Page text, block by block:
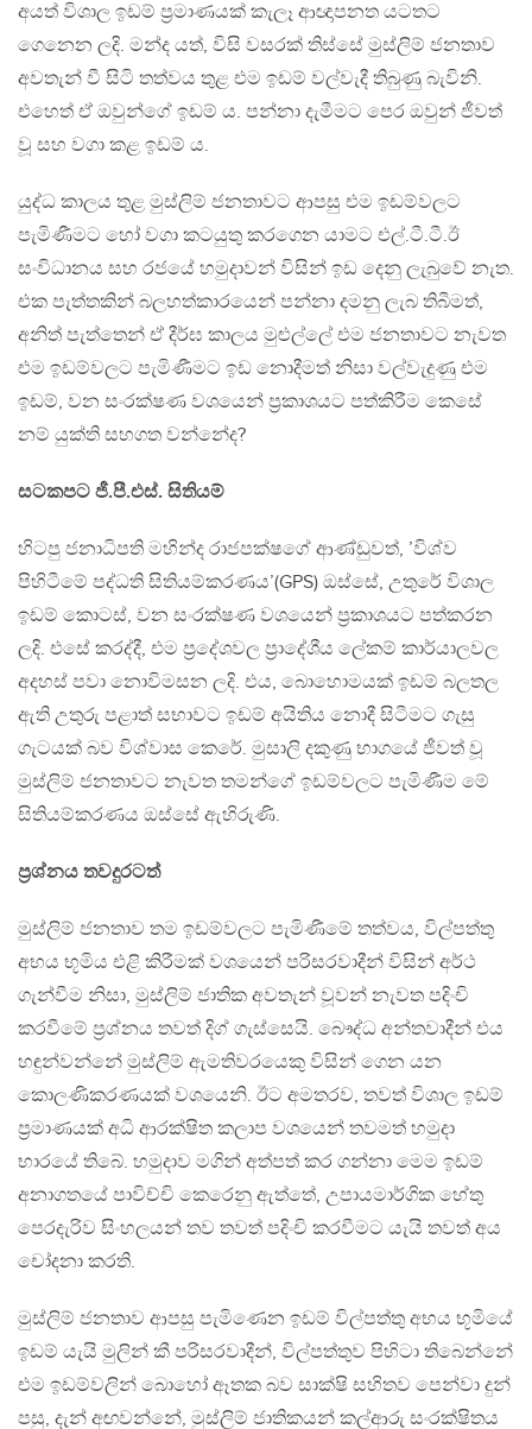
අයත් විශාල ඉඩම් ප‍්‍රමාණයක් කැලෑ ආඥාපනත යටතට
ගෙනෙන ලදි. මන්ද යත්, විසි වසරක් තිස්සේ මුස්ලිම් ජනතාව
අවතැන් වී සිටි තත්වය තුළ එම ඉඩම් වල්වැදී තිබුණු බැවිනි.
එහෙත් ඒ ඔවුන්ගේ ඉඩම් ය. පන්නා දැමීමට පෙර ඔවුන් ජීවත්
වූ සහ වගා කළ ඉඩම් ය.
යුද්ධ කාලය තුළ මුස්ලිම් ජනතාවට ආපසු එම ඉඩම්වලට
පැමිණීමට හෝ වගා කටයුතු කරගෙන යාමට එල්.ටී.ටී.ඊ
සංවිධානය සහ රජයේ හමුදාවන් විසින් ඉඩ දෙනු ලැබුවේ නැත.
එක පැත්තකින් බලහත්කාරයෙන් පන්නා දමනු ලැබ තිබීමත්,
අනිත් පැත්තෙන් ඒ දීර්ඝ කාලය මුළුල්ලේ එම ජනතාවට නැවත
එම ඉඩම්වලට පැමිණීමට ඉඩ නොදීමත් නිසා වල්වැදුණු එම
ඉඩම්, වන සංරක්ෂණ වශයෙන් ප‍්‍රකාශයට පත්කිරීම කෙසේ
නම් යුක්ති සහගත වන්නේද?
සටකපට ජී.පී.එස්. සිතියම්
හිටපු ජනාධිපති මහින්ද රාජපක්ෂගේ ආණ්ඩුවත්, ’විශ්ව
පිහිටීමේ පද්ධති සිතියම්කරණය’(GPS) ඔස්සේ, උතුරේ විශාල
ඉඩම් කොටස්, වන සංරක්ෂණ වශයෙන් ප‍්‍රකාශයට පත්කරන
ලදි. එසේ කරද්දී, එම ප‍්‍රදේශවල ප‍්‍රාදේශීය ලේකම් කාර්යාලවල
අදහස් පවා නොවිමසන ලදි. එය, බොහොමයක් ඉඩම් බලතල
ඇති උතුරු පළාත් සභාවට ඉඩම් අයිතිය නොදී සිටීමට ගැසු
ගැටයක් බව විශ්වාස කෙරේ. මුසාලි දකුණු භාගයේ ජීවත් වූ
මුස්ලිම් ජනතාවට නැවත තමන්ගේ ඉඩම්වලට පැමිණීම මේ
සිතියම්කරණය ඔස්සේ ඇහිරුණි.
ප‍්‍රශ්නය තවදුරටත්
මුස්ලිම් ජනතාව තම ඉඩම්වලට පැමිණීමේ තත්වය, විල්පත්තු
අභය භූමිය එළි කිරීමක් වශයෙන් පරිසරවාදීන් විසින් අර්ථ
ගැන්වීම නිසා, මුස්ලිම් ජාතික අවතැන් වූවන් නැවත පදිංචි
කරවීමේ ප‍්‍රශ්නය තවත් දිග් ගැස්සෙයි. බෞද්ධ අන්තවාදීන් එය
හඳුන්වන්නේ මුස්ලිම් ඇමතිවරයෙකු විසින් ගෙන යන
කොලණිකරණයක් වශයෙනි. ඊට අමතරව, තවත් විශාල ඉඩම්
ප‍්‍රමාණයක් අධි ආරක්ෂිත කලාප වශයෙන් තවමත් හමුදා
භාරයේ තිබේ. හමුදාව මගින් අත්පත් කර ගන්නා මෙම ඉඩම්
අනාගතයේ පාවිච්චි කෙරෙනු ඇත්තේ, උපායමාර්ගික හේතු
පෙරදැරිව සිංහලයන් තව තවත් පදිංචි කරවීමට යැයි තවත් අය
චෝදනා කරති.
මුස්ලිම් ජනතාව ආපසු පැමිණෙන ඉඩම් විල්පත්තු අභය භූමියේ
ඉඩම් යැයි මුලින් කී පරිසරවාදීන්, විල්පත්තුව පිහිටා තිබෙන්නේ
එම ඉඩම්වලින් බොහෝ ඈතක බව සාක්ෂි සහිතව පෙන්වා දුන්
පසු, දැන් අඟවන්නේ, මුස්ලිම් ජාතිකයන් කල්ආරු සංරක්ෂිතය